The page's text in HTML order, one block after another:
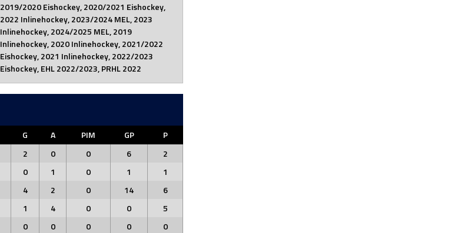
2019/2020 Eishockey, 2020/2021 Eishockey,
2022 Inlinehockey, 2023/2024 MEL, 2023
Inlinehockey, 2024/2025 MEL, 2019
Inlinehockey, 2020 Inlinehockey, 2021/2022
Eishockey, 2021 Inlinehockey, 2022/2023
Eishockey, EHL 2022/2023, PRHL 2022
G A PIM GP
P
2 0 0 6
2
0 1 0 1
1
4 2 0 14
6
1 4 0 0
5
0 0 0 0
0